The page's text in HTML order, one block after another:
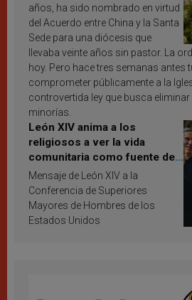
años, ha sido nombrado en virtud
del Acuerdo entre China y la Santa
Sede para una diócesis que
llevaba veinte años sin pastor. La
hoy. Pero hace tres semanas antes
comprometer públicamente a la
controvertida ley que busca eliminar
minorías.
León XIV anima a los
religiosos a ver la vida
comunitaria como fuente de
inspiración y santificación
Mensaje de León XIV a la
Conferencia de Superiores
Mayores de Hombres de los
Estados Unidos